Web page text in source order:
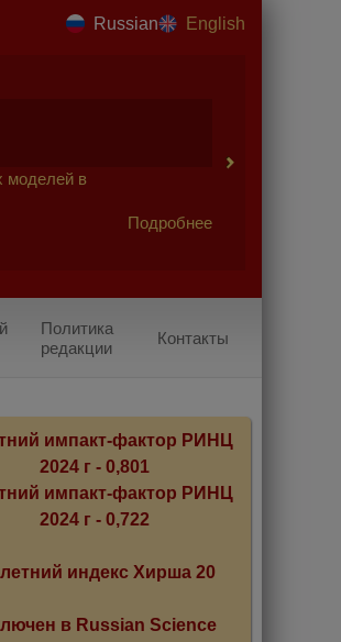
Russian English
моделей в
Подробнее
Политика
редакции
Контакты
импакт-фактор РИНЦ
2024 г - 0,801
импакт-фактор РИНЦ
2024 г - 0,722
индекс Хирша 20
в Russian Science